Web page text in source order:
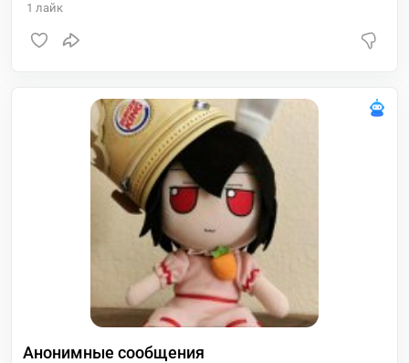
1 лайк
Анонимные сообщения